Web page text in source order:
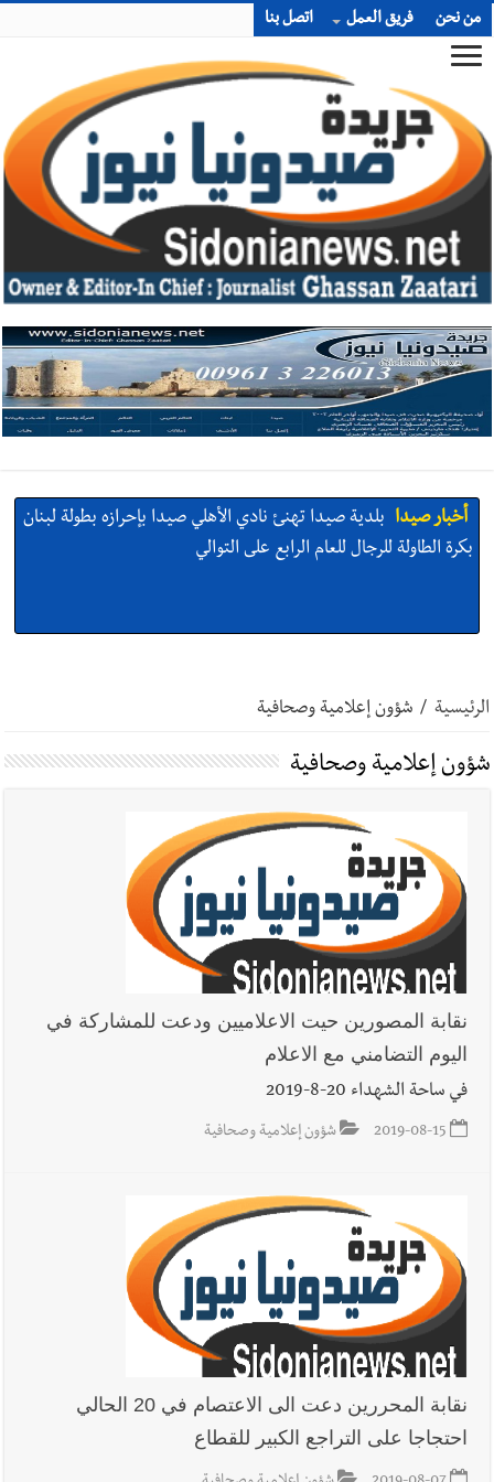
من نحن فريق العمل اتصل بنا
أخبار صيدا بلدية صيدا تهنئ نادي الأهلي صيدا بإحرازه بطولة لبنان
بكرة الطاولة للرجال للعام الرابع على التوالي
تقنية حول الحد من النفايات البحرية وشباك الصيد المهملة
أخبار صيدا عمر مرجان يتصل برئيس النادي الرياضي مهنئا بإحراز
أخبار صيدا مؤسسة مياه لبنان الجنوبي : انخفاض التغذية بالمياه
في صيدا نتيجة الانقطاع المتكرر لخط الخدمات الكهربائي
قراءات ومستجدات ومواقف في لبنان والمنطقة -
الجمعة 7-8-2026: مفاوضات متعثّرة في روما؟ | عون: علينا
الاستمرار بمسار التفاوض؟ واشنطن لتل أبيب: الحزب لم يخرق؟ |
فضيحة نقص السلاح تكبر؟ إيران - عمان : اتفاق هرمز على السكة ؟
أخبار لبنان مفكرة النشاطات الرسمية المقررة في لبنان ليوم الجمعة
الرئيسية / شؤون إعلامية وصحافية
شؤون إعلامية وصحافية
نقابة المصورين حيت الاعلاميين ودعت للمشاركة في
اليوم التضامني مع الاعلام
في ساحة الشهداء 20-8-2019
2019-08-15 شؤون إعلامية وصحافية
نقابة المحررين دعت الى الاعتصام في 20 الحالي
احتجاجا على التراجع الكبير للقطاع